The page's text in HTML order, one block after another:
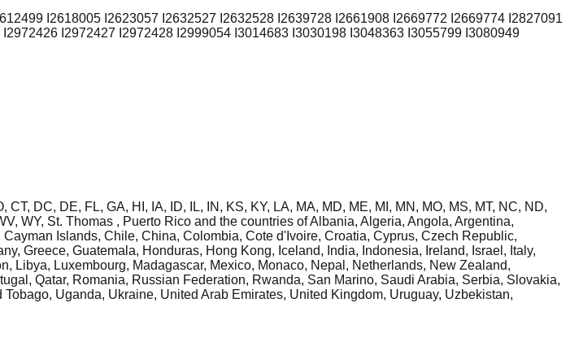
I2618005 I2623057 I2632527 I2632528 I2639728 I2661908 I2669772 I2669774 I2827091
I2972427 I2972428 I2999054 I3014683 I3030198 I3048363 I3055799 I3080949
DC, DE, FL, GA, HI, IA, ID, IL, IN, KS, KY, LA, MA, MD, ME, MI, MN, MO, MS, MT, NC, ND,
WY, St. Thomas , Puerto Rico and the countries of Albania, Algeria, Angola, Argentina,
Islands, Chile, China, Colombia, Cote d'Ivoire, Croatia, Cyprus, Czech Republic,
Greece, Guatemala, Honduras, Hong Kong, Iceland, India, Indonesia, Ireland, Israel, Italy,
Libya, Luxembourg, Madagascar, Mexico, Monaco, Nepal, Netherlands, New Zealand,
Qatar, Romania, Russian Federation, Rwanda, San Marino, Saudi Arabia, Serbia, Slovakia,
Uganda, Ukraine, United Arab Emirates, United Kingdom, Uruguay, Uzbekistan,